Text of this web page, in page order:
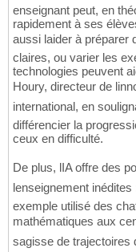
enseignant peut, en
rapidement à ses
aussi laider à
claires, ou varier les
technologies peuvent
Houry, directeur de
international, en
différencier la
ceux en difficulté.
De plus, lIA offre des
lenseignement
exemple utilisé des
mathématiques aux
sagisse de